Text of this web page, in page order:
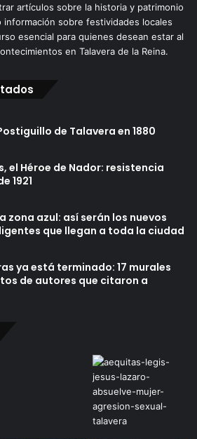
artículos sobre la historia y patrimonio
información sobre festividades locales
esencial para quienes desean estar al
en Talavera de la Reina.
de Talavera en 1880
el Héroe de Nador: resistencia
1921
zona azul: así serán los nuevos
que llegan a toda la ciudad
ya está terminado: 17 murales
de autores que citaron a